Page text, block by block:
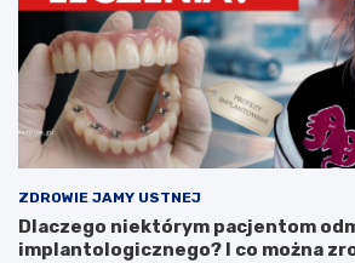
ZDROWIE JAMY USTNEJ
Dlaczego niektórym pacjentom
implantologicznego? I co można